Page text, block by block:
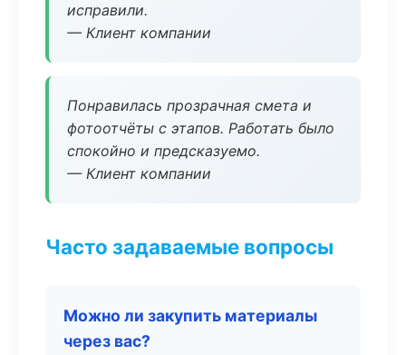
исправили.
— Клиент компании
Понравилась прозрачная смета и
фотоотчёты с этапов. Работать было
спокойно и предсказуемо.
— Клиент компании
Часто задаваемые вопросы
Можно ли закупить материалы
через вас?